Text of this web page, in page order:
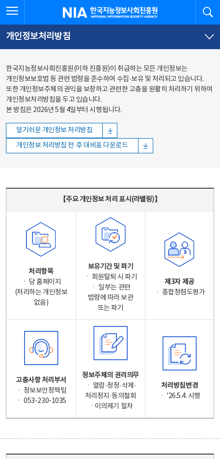
바로가기
바로가기
한국지능정보사회진흥원
개인정보처리방침
한국지능정보사회진흥원(이하 진흥원)이 취급하는 모든 개인정보는
개인정보보호법 등 관련 법령을 준수하여 수집·보유 및 처리되고 있습니다.
또한 개인정보주체의 권익을 보장하고 관련한 고충을 원활히 처리하기 위하여
개인정보처리방침을 두고 있습니다.
본 방침은 2026년 5월 4일부터 시행됩니다.
알기쉬운 개인정보 처리방침
개인정보 처리방침 전·후 대비표 다운로드
【주요 개인정보 처리 표시(라벨링)】
처리항목
ㆍ 당 홈페이지
(처리하는 개인정보
없음)
보유기간 및 파기
ㆍ 회원탈퇴 시 파기
ㆍ 일부는 관련
법령에 따라 보관
또는 파기
제3자 제공
ㆍ 종합청렴도평가
고충사항 처리부서
ㆍ 정보보안정책팀
ㆍ 053-230-1035
정보주체의 권리의무
ㆍ 열람·정정·삭제·
처리정지·동의철회
ㆍ이의제기 절차
처리방침변경
ㆍ '26.5.4. 시행